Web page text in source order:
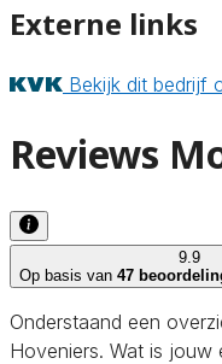
Externe links
Bekijk dit bedrijf
Reviews
9.9
Op basis van 47
Onderstaand een
Hoveniers. Wat is jouw